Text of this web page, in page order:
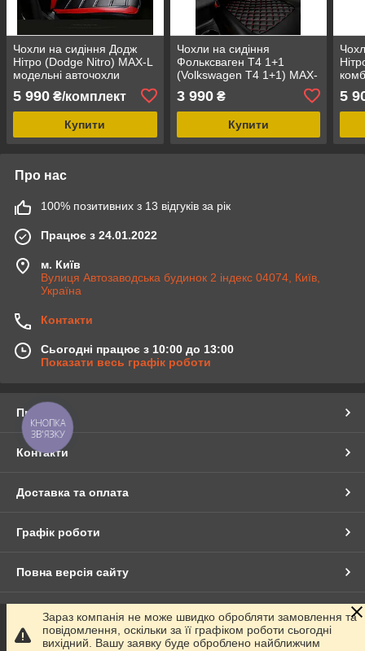
Чохли на сидіння Додж
Нітро (Dodge Nitro) MAX-L
модельні авточохли
5 990 ₴/комплект
Купити
Чохли на сидіння
Фольксваген Т4 1+1
(Volkswagen Т4 1+1) MAX-
арагона
3 990₴
Купити
5
Про нас
100% позитивних з 13 відгуків за рік
Працює з 24.01.2022
м. Київ
Вулиця Автозаводська будинок 2 індекс 04074, Київ,
Україна
Контакти
Сьогодні працює з 10:00 до 13:00
Показати весь графік роботи
Про нас
Контакти
Доставка та оплата
Графік роботи
Повна версія сайту
Сайт створено на маркетплейсі Prom.ua
Зараз компанія не може швидко обробляти замовлення та
повідомлення, оскільки за її графіком роботи сьогодні
вихідний. Вашу заявку буде оброблено найближчим
КНОПКА
ЗВ'ЯЗКУ